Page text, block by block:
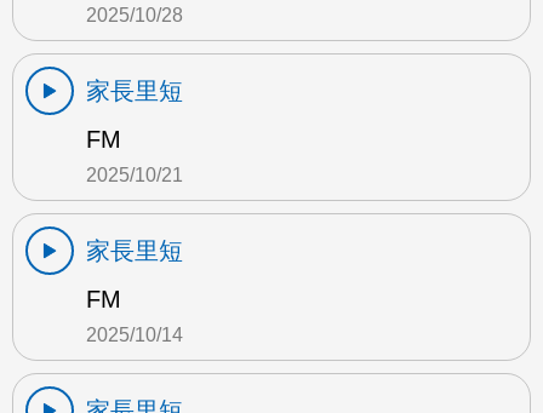
2025/10/28
家長里短
FM
2025/10/21
家長里短
FM
2025/10/14